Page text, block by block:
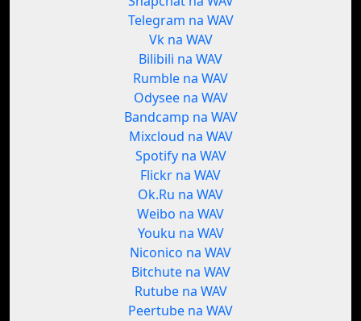
Telegram na WAV
Vk na WAV
Bilibili na WAV
Rumble na WAV
Odysee na WAV
Bandcamp na WAV
Mixcloud na WAV
Spotify na WAV
Flickr na WAV
Ok.Ru na WAV
Weibo na WAV
Youku na WAV
Niconico na WAV
Bitchute na WAV
Rutube na WAV
Peertube na WAV